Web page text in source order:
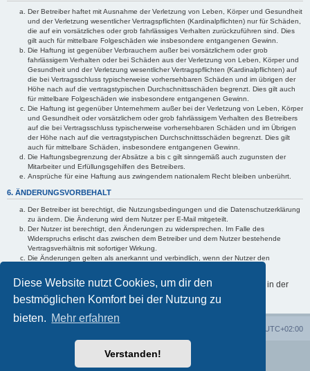
Diese Website nutzt Cookies, um dir den
bestmöglichen Komfort bei der Nutzung zu
bieten. Mehr erfahren
Verstanden!
Der Betreiber haftet mit Ausnahme der Verletzung von Leben, Körper und Gesundheit
und der Verletzung wesentlicher Vertragspflichten (Kardinalpflichten) nur für Schäden,
die auf ein vorsätzliches oder grob fahrlässiges Verhalten zurückzuführen sind. Dies
gilt auch für mittelbare Folgeschäden wie insbesondere entgangenen Gewinn.
Die Haftung ist gegenüber Verbrauchern außer bei vorsätzlichem oder grob
fahrlässigem Verhalten oder bei Schäden aus der Verletzung von Leben, Körper und
Gesundheit und der Verletzung wesentlicher Vertragspflichten (Kardinalpflichten) auf
die bei Vertragsschluss typischerweise vorhersehbaren Schäden und im übrigen der
Höhe nach auf die vertragstypischen Durchschnittsschäden begrenzt. Dies gilt auch
für mittelbare Folgeschäden wie insbesondere entgangenen Gewinn.
Die Haftung ist gegenüber Unternehmern außer bei der Verletzung von Leben, Körper
und Gesundheit oder vorsätzlichem oder grob fahrlässigem Verhalten des Betreibers
auf die bei Vertragsschluss typischerweise vorhersehbaren Schäden und im Übrigen
der Höhe nach auf die vertragstypischen Durchschnittsschäden begrenzt. Dies gilt
auch für mittelbare Schäden, insbesondere entgangenen Gewinn.
Die Haftungsbegrenzung der Absätze a bis c gilt sinngemäß auch zugunsten der
Mitarbeiter und Erfüllungsgehilfen des Betreibers.
Ansprüche für eine Haftung aus zwingendem nationalem Recht bleiben unberührt.
6. ÄNDERUNGSVORBEHALT
Der Betreiber ist berechtigt, die Nutzungsbedingungen und die Datenschutzerklärung
zu ändern. Die Änderung wird dem Nutzer per E-Mail mitgeteilt.
Der Nutzer ist berechtigt, den Änderungen zu widersprechen. Im Falle des
Widerspruchs erlischt das zwischen dem Betreiber und dem Nutzer bestehende
Vertragsverhältnis mit sofortiger Wirkung.
Die Änderungen gelten als anerkannt und verbindlich, wenn der Nutzer den
Informationen über den Umgang mit deinen persönlichen Daten sind in der
Datenschutzerklärung enthalten.
UTC+02:00
Powered byphpBB® Forum Software © phpBB Limited
phpBB.de